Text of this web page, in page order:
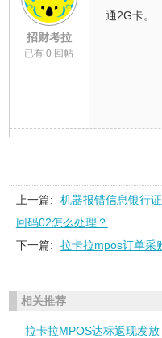
招财考拉
已有 0 回帖
通2G卡。
上一篇:
机器报错信息银行
回码02怎么处理？
下一篇:
拉卡拉mpos订单采
相关推荐
拉卡拉MPOS达标返现发放